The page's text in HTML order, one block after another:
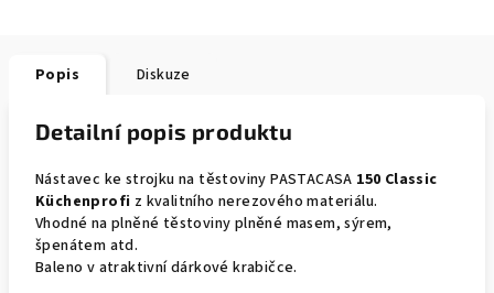
Popis Diskuze
Detailní popis produktu
Nástavec ke strojku na těstoviny PASTACASA 150 Classic
Küchenprofi z kvalitního nerezového materiálu.
Vhodné na plněné těstoviny plněné masem, sýrem,
špenátem atd.
Baleno v atraktivní dárkové krabičce.